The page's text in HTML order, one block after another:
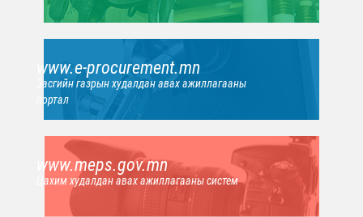
www.e-procurement.mn
Засгийн газрын худалдан авах ажиллагааны
портал
www.meps.gov.mn
Цахим худалдан авах ажиллагааны систем